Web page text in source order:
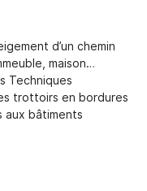
d’un chemin
maison…
Techniques
trottoirs en bordures
aux bâtiments